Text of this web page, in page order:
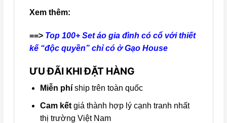
Xem thêm:
==> Top 100+ Set áo gia đình có cổ với thiết
kế “độc quyền” chỉ có ở Gạo House
ƯU ĐÃI KHI ĐẶT HÀNG
Miễn phíship trên toàn quốc
Cam kếtgiá thành hợp lý cạnh tranh nhất
thị trường Việt Nam